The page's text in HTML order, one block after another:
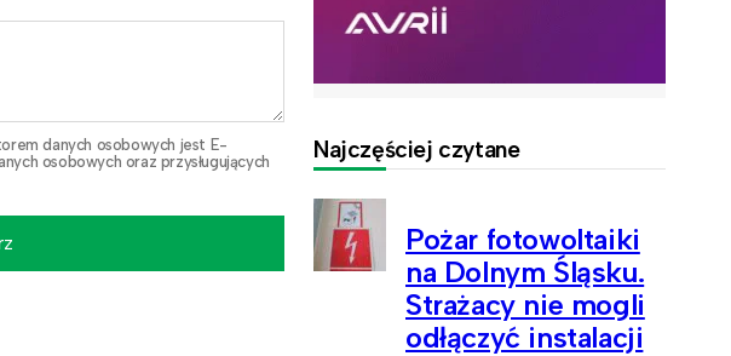
danych osobowych jest E-
osobowych oraz przysługujących
Najczęściej czytane
Pożar fotowoltaiki
na Dolnym Śląsku.
Strażacy nie mogli
odłączyć instalacji